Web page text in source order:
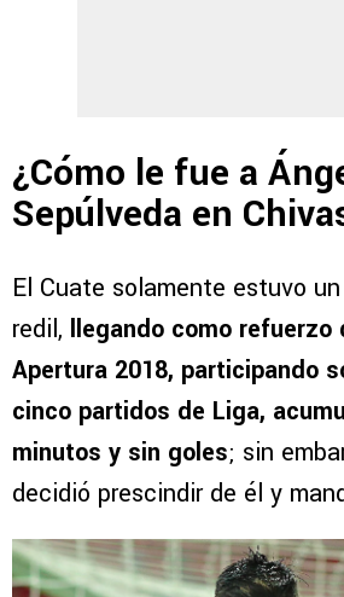
¿Cómo le fue a
Sepúlveda en
El Cuate solamente estuvo
redil, llegando como refuerzo
Apertura 2018, participando
cinco partidos de Liga,
minutos y sin goles; sin
decidió prescindir de él y